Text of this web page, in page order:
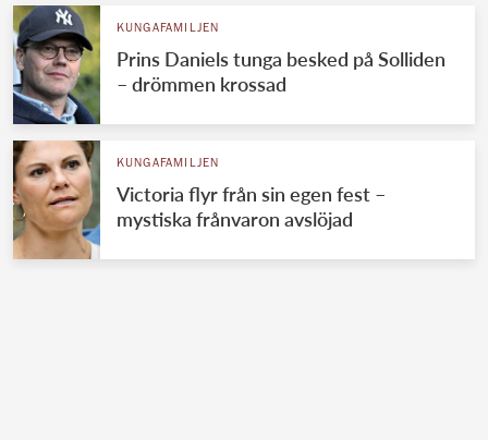
KUNGAFAMILJEN
Prins Daniels tunga besked på Solliden
– drömmen krossad
KUNGAFAMILJEN
Victoria flyr från sin egen fest –
mystiska frånvaron avslöjad